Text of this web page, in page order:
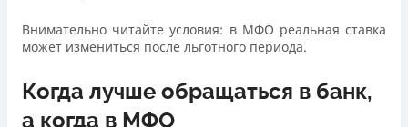
Внимательно читайте условия: в МФО реальная ставка
может измениться после льготного периода.
Когда лучше обращаться в банк,
а когда в МФО